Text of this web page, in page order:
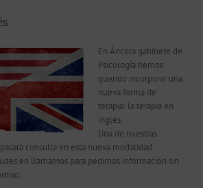
En Áncora gabinete de
Psicología hemos
querido incorporar una
nueva forma de
terapia: la terapia en
inglés.
Una de nuestras
consulta en esta nueva modalidad.
en llamarnos para pedirnos información sin